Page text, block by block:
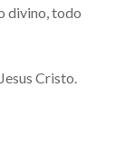
divino, todo
Cristo.